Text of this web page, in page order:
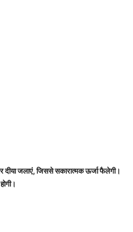
दीया जलाएं, जिससे सकारात्मक ऊर्जा फैलेगी।